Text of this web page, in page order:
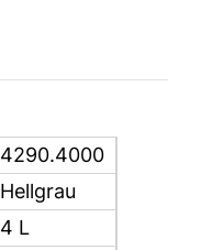
4290.4000
Hellgrau
4 L